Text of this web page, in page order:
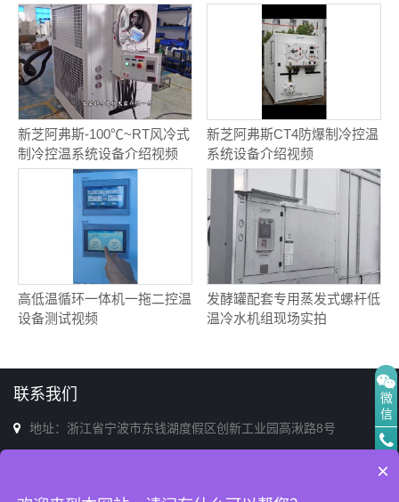
新芝阿弗斯-100℃~RT风冷式
制冷控温系统设备介绍视频
新芝阿弗斯CT4防爆制冷控温
系统设备介绍视频
高低温循环一体机一拖二控温
设备测试视频
发酵罐配套专用蒸发式螺杆低
温冷水机组现场实拍
联系我们
地址：浙江省宁波市东钱湖度假区创新工业园高湫路8号
微
信
话
×